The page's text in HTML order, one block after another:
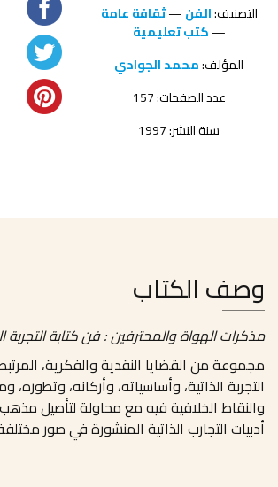
التصنيف:الفن—ثقافة عامة
—كتب تعليمية
المؤلف:محمد الجوادي
عدد الصفحات: 157
سنة النشر: 1997
وصف الكتاب
مذكرات الهواة والمحترفين : فن كتابة التجربة
مجموعة من القضايا النقدية والفكرية،
التجربة الذاتية، وأساسياته، وأركانه، وتطوره،
والنقاط الخلافية فيه مع محاولة لتأصيل
أدبيات التجارب الذاتية المنشورة في صور